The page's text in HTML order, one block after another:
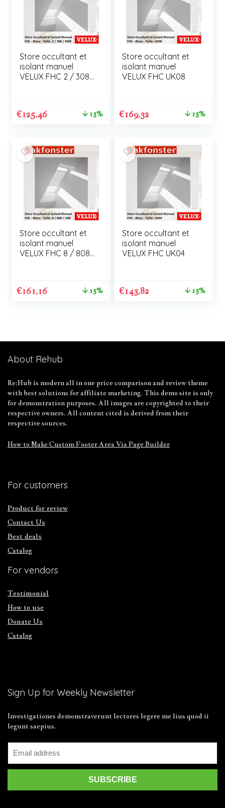
Store occultant et
isolant manuel
VELUX FHC 2 / 308
€125,46 15%
Store occultant et
isolant manuel
VELUX FHC UK08
€169,32 15%
Store occultant et
isolant manuel
VELUX FHC 8 / 808
€161,16 15%
Store occultant et
isolant manuel
VELUX FHC UK04
€143,82 15%
About Rehub
Re:Hub is modern all in one price comparison and review theme
with best solutions for affiliate marketing. This demo site is only
for demonstration purposes. All images are copyrighted to their
respective owners. All content cited is derived from their
respective sources.
How to Make Custom Footer Area Via Page Builder
For customers
Product for review
Contact Us
Best deals
Catalog
For vendors
Testimonial
How to use
Donate Us
Catalog
Sign Up for Weekly Newsletter
Investigationes demonstraverunt lectores legere me lius quod ii
legunt saepius.